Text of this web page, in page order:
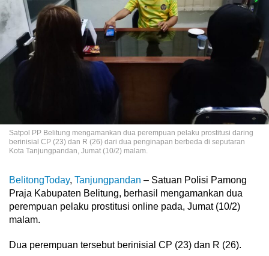
Satpol PP Belitung mengamankan dua perempuan pelaku prostitusi daring
berinisial CP (23) dan R (26) dari dua penginapan berbeda di seputaran
Kota Tanjungpandan, Jumat (10/2) malam.
BelitongToday, Tanjungpandan – Satuan Polisi Pamong
Praja Kabupaten Belitung, berhasil mengamankan dua
perempuan pelaku prostitusi online pada, Jumat (10/2)
malam.
Dua perempuan tersebut berinisial CP (23) dan R (26).